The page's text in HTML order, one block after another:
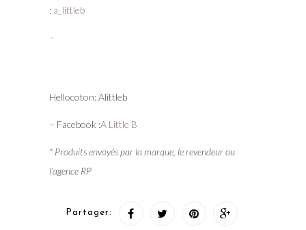
: a_littleb
–
Hellocoton: Alittleb
– Facebook :A Little B
* Produits envoyés par la marque, le revendeur ou
l’agence RP
Partager: